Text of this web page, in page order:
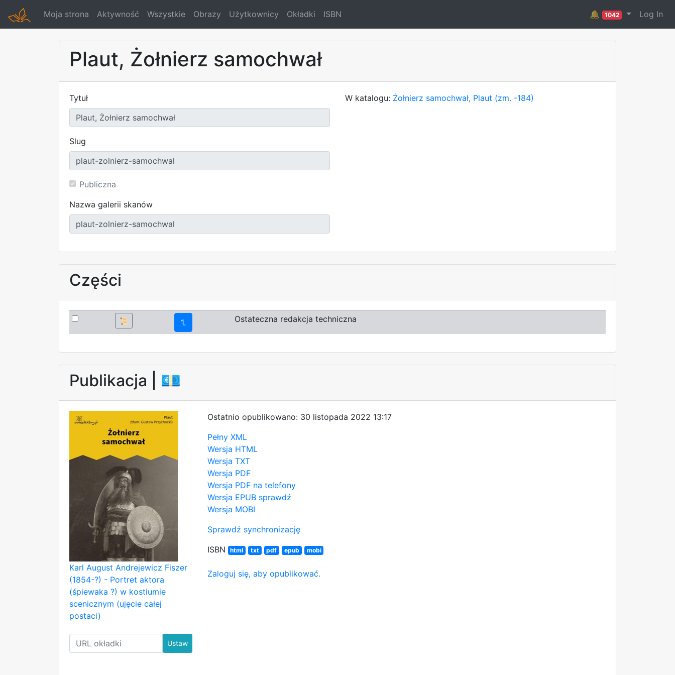
Moja strona Aktywność Wszystkie Obrazy Użytkownicy Okładki ISBN 🔔 1042 Log In
Plaut, Żołnierz samochwał
Tytuł
Slug
Publiczna
Nazwa galerii skanów
W katalogu: Żołnierz samochwał, Plaut (zm. -184)
Części
📜 1. Ostateczna redakcja techniczna
Publikacja | 💶
Karl August Andrejewicz Fiszer
(1854-?) - Portret aktora
(śpiewaka ?) w kostiumie
scenicznym (ujęcie całej
postaci)
Ustaw
Ostatnio opublikowano: 30 listopada 2022 13:17
Pełny XML
Wersja HTML
Wersja TXT
Wersja PDF
Wersja PDF na telefony
Wersja EPUB sprawdź
Wersja MOBI
Sprawdź synchronizację
ISBN
html txt pdf epub mobi
Zaloguj się, aby opublikować.